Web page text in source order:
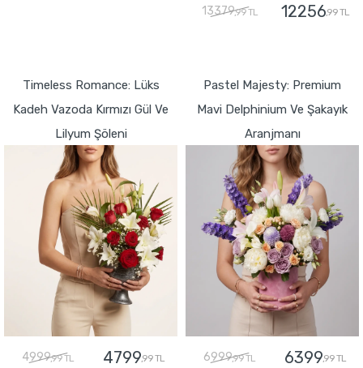
13379,99 TL 12256,99 TL
Timeless Romance: Lüks
Kadeh Vazoda Kırmızı Gül Ve
Lilyum Şöleni
4999,99 TL 4799,99 TL
Pastel Majesty: Premium
Mavi Delphinium Ve Şakayık
Aranjmanı
6999,99 TL 6399,99 TL